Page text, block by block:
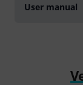
User manual